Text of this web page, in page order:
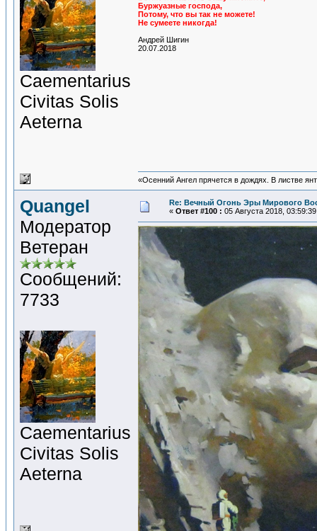
Сaementarius
Civitas Solis
Aeterna
Буржуазные господа,
Потому, что вы так не можете!
Не сумеете никогда!
Андрей Шигин
20.07.2018
«Осенний Ангел прячется в дождях. В листве
Quangel
Модератор
Ветеран
Сообщений:
7733
Сaementarius
Civitas Solis
Aeterna
Re: Вечный Огонь Эры Мирового
« Ответ #100 : 05 Августа 2018,